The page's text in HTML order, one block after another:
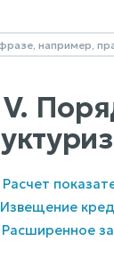
V.
Расчет
Извещение
Расширенное